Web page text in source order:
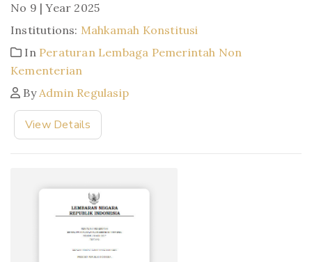
No 9 | Year 2025
Institutions: Mahkamah Konstitusi
In Peraturan Lembaga Pemerintah Non
Kementerian
ByAdmin Regulasip
View Details